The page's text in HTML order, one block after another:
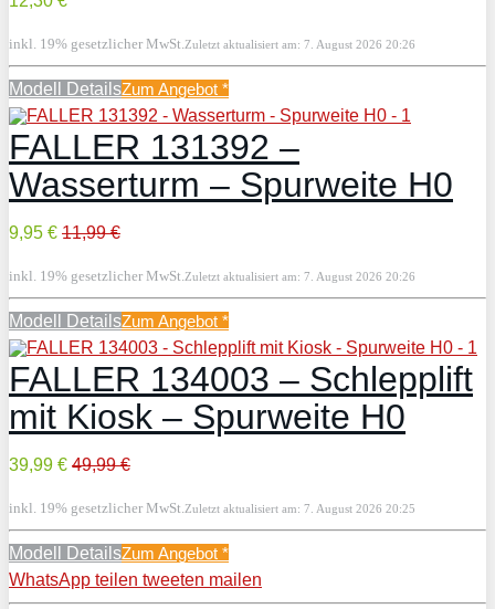
inkl. 19% gesetzlicher MwSt. Zuletzt aktualisiert am: 7. August 2026 20:26
Modell DetailsZum Angebot *
FALLER 131392 –
Wasserturm – Spurweite H0
9,95 € 11,99 €
inkl. 19% gesetzlicher MwSt. Zuletzt aktualisiert am: 7. August 2026 20:26
Modell DetailsZum Angebot *
FALLER 134003 – Schlepplift
mit Kiosk – Spurweite H0
39,99 € 49,99 €
inkl. 19% gesetzlicher MwSt. Zuletzt aktualisiert am: 7. August 2026 20:25
Modell DetailsZum Angebot *
WhatsApp teilen tweeten mailen